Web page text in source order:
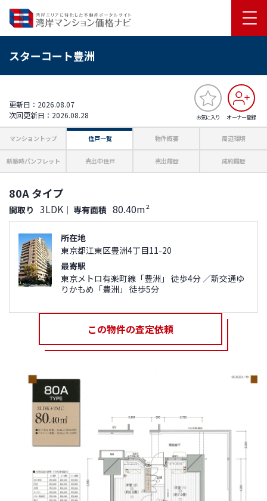
スターコート豊洲
お気に入り オーナー登録
更新日：2026.08.07
次回更新日：2026.08.28
マンショントップ 住戸一覧 物件概要 周辺環境
新築時パンフレット 売出中住戸 売出履歴 成約履歴
80A タイプ
間取り 3LDK ｜ 専有面積 80.40m²
所在地
東京都江東区豊洲4丁目11-20
最寄駅
東京メトロ有楽町線「豊洲」 徒歩4分 ／新交通ゆ
りかもめ「豊洲」 徒歩5分
この物件の査定依頼